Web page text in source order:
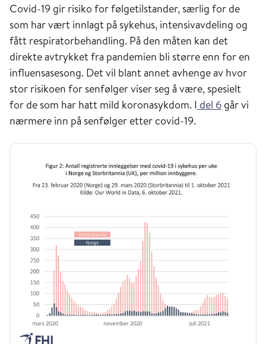
Covid-19 gir risiko for følgetilstander, særlig for de
som har vært innlagt på sykehus, intensivavdeling og
fått respiratorbehandling. På den måten kan det
direkte avtrykket fra pandemien bli større enn for en
influensasesong. Det vil blant annet avhenge av hvor
stor risikoen for senfølger viser seg å være, spesielt
for de som har hatt mild koronasykdom. I del 6 går vi
nærmere inn på senfølger etter covid-19.